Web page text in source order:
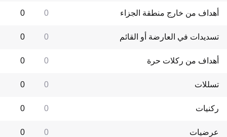
أهداف من خارج منطقة الجزاء 0
0
تسديدات في العارضة أو القائم 0
0
أهداف من ركلات حرة 0
0
تسللات 0
0
ركنيات 0
0
عرضيات 0
0